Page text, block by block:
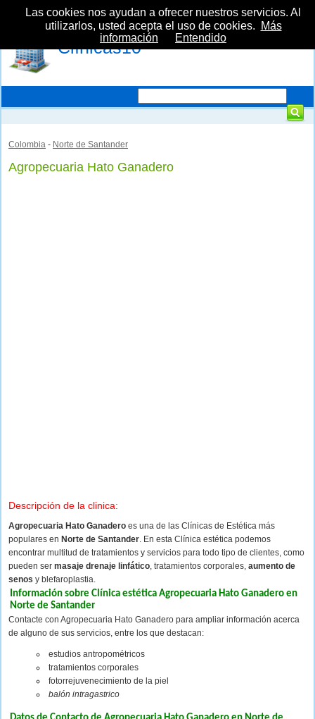
Clínicas10
Colombia - Norte de Santander
Agropecuaria Hato Ganadero
Descripción de la clinica:
Agropecuaria Hato Ganadero es una de las Clínicas de Estética más
populares en Norte de Santander. En esta Clínica estética podemos
encontrar multitud de tratamientos y servicios para todo tipo de clientes, como
pueden ser masaje drenaje linfático, tratamientos corporales, aumento de
senos y blefaroplastia.
Información sobre Clínica estética Agropecuaria Hato Ganadero en
Norte de Santander
Contacte con Agropecuaria Hato Ganadero para ampliar información acerca
de alguno de sus servicios, entre los que destacan:
estudios antropométricos
tratamientos corporales
fotorrejuvenecimiento de la piel
balón intragastrico
Las cookies nos ayudan a ofrecer nuestros servicios. Al
utilizarlos, usted acepta el uso de cookies.
Más
información
Entendido